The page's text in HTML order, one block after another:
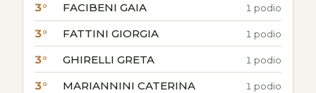
3° FACIBENI GAIA 1 podio
3° FATTINI GIORGIA 1 podio
3° GHIRELLI GRETA 1 podio
3° MARIANNINI CATERINA 1 podio